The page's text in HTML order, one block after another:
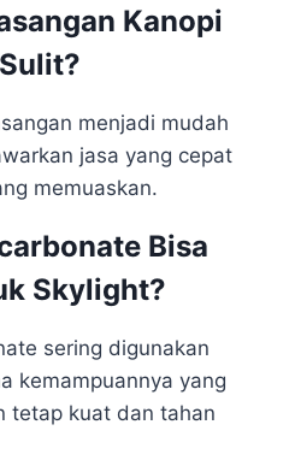
Kanopi
menjadi mudah
jasa yang cepat
memuaskan.
Bisa
Skylight?
sering digunakan
kemampuannya yang
tetap kuat dan tahan